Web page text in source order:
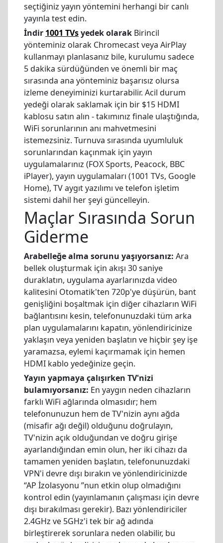
seçtiğiniz yayın yöntemini herhangi bir canlı
yayınla test edin.
İndir 1001 TVsyedek olarak Birincil
yönteminiz olarak Chromecast veya AirPlay
kullanmayı planlasanız bile, kurulumu sadece
5 dakika sürdüğünden ve önemli bir maç
sırasında ana yönteminiz başarısız olursa
izleme deneyiminizi kurtarabilir. Acil durum
yedeği olarak saklamak için bir $15 HDMI
kablosu satın alın - takımınız finale ulaştığında,
WiFi sorunlarının anı mahvetmesini
istemezsiniz. Turnuva sırasında uyumluluk
sorunlarından kaçınmak için yayın
uygulamalarınız (FOX Sports, Peacock, BBC
iPlayer), yayın uygulamaları (1001 TVs, Google
Home), TV aygıt yazılımı ve telefon işletim
sistemi dahil her şeyi güncelleyin.
Maçlar Sırasında Sorun
Giderme
Arabelleğe alma sorunu yaşıyorsanız: Ara
bellek oluşturmak için akışı 30 saniye
duraklatın, uygulama ayarlarınızda video
kalitesini Otomatik'ten 720p'ye düşürün, bant
genişliğini boşaltmak için diğer cihazların WiFi
bağlantısını kesin, telefonunuzdaki tüm arka
plan uygulamalarını kapatın, yönlendiricinize
yaklaşın veya yeniden başlatın ve hiçbir şey işe
yaramazsa, eylemi kaçırmamak için hemen
HDMI kablo yedeğinize geçin.
Yayın yapmaya çalışırken TV'nizi
bulamıyorsanız: En yaygın neden cihazların
farklı WiFi ağlarında olmasıdır; hem
telefonunuzun hem de TV'nizin aynı ağda
(misafir ağı değil) olduğunu doğrulayın,
TV'nizin açık olduğundan ve doğru girişe
ayarlandığından emin olun, her iki cihazı da
tamamen yeniden başlatın, telefonunuzdaki
VPN'i devre dışı bırakın ve yönlendiricinizde
“AP İzolasyonu ”nun etkin olup olmadığını
kontrol edin (yayınlamanın çalışması için devre
dışı bırakılması gerekir). Bazı yönlendiriciler
2.4GHz ve 5GHz'i tek bir ağ adında
birleştirerek sorunlara neden olabilir, bu